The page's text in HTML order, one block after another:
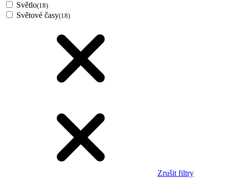
Světlo(18)
Světové časy(18)
Zrušit filtry